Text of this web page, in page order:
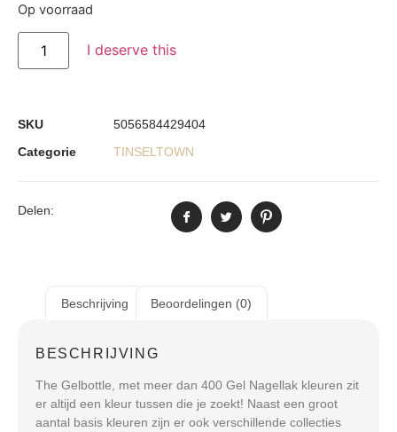
Op voorraad
I deserve this
SKU
5056584429404
Categorie
TINSELTOWN
Delen:
Beschrijving Beoordelingen (0)
BESCHRIJVING
The Gelbottle, met meer dan 400 Gel Nagellak kleuren zit
er altijd een kleur tussen die je zoekt! Naast een groot
aantal basis kleuren zijn er ook verschillende collecties